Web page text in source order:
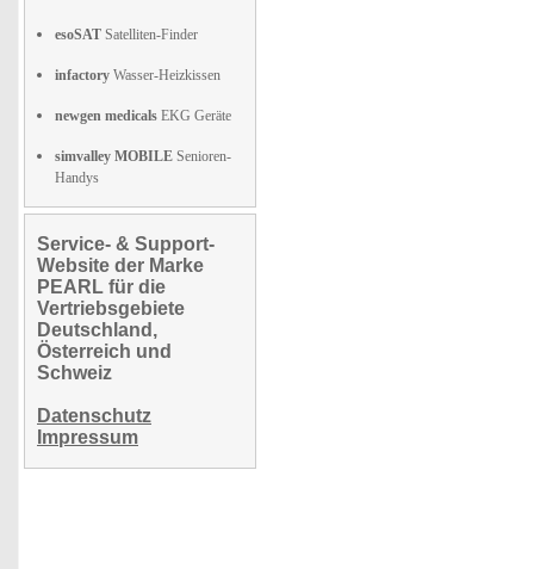
esoSAT Satelliten-Finder
infactory Wasser-Heizkissen
newgen medicals EKG Geräte
simvalley MOBILE Senioren-
Handys
Service- & Support-
Website der Marke
PEARL für die
Vertriebsgebiete
Deutschland,
Österreich und
Schweiz
Datenschutz
Impressum